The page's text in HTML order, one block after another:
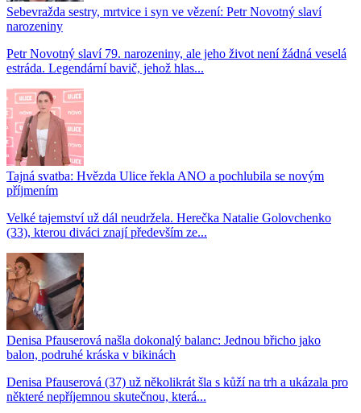
Sebevražda sestry, mrtvice i syn ve vězení: Petr Novotný slaví
narozeniny
Petr Novotný slaví 79. narozeniny, ale jeho život není žádná veselá
estráda. Legendární bavič, jehož hlas...
Tajná svatba: Hvězda Ulice řekla ANO a pochlubila se novým
příjmením
Velké tajemství už dál neudržela. Herečka Natalie Golovchenko
(33), kterou diváci znají především ze...
Denisa Pfauserová našla dokonalý balanc: Jednou břicho jako
balon, podruhé kráska v bikinách
Denisa Pfauserová (37) už několikrát šla s kůží na trh a ukázala pro
některé nepříjemnou skutečnou, která...